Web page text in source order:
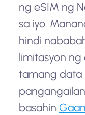
ng eSIM ng
sa iyo.
hindi
limitasyon
tamang data
basahin